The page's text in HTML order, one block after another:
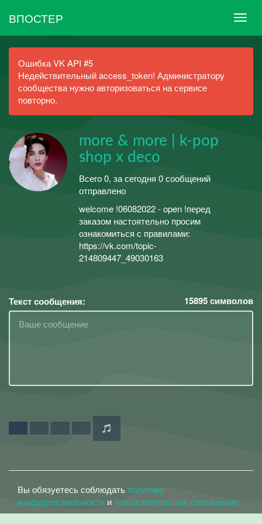
ВПОСТЕР
Ошибка VK API #5
Недействительный access_token! Администратору
сообщества нужно авторизоваться на сервисе
повторно.
more & more | k-pop
shop x deco
Всего 0, за сегодня 0 сообщений
отправлено
welcome !06082022 - open !перед
заказом настоятельно просим
ознакомиться с правилами:
https://vk.com/topic-
214809447_49030163
Текст сообщения: 15895символов
Вы обязуетесь соблюдать политику
конфиденциальности и пользовательское соглашение